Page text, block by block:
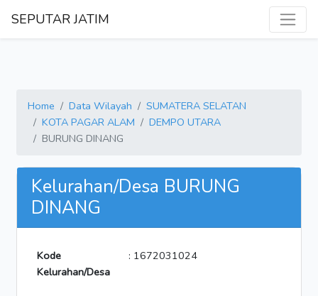
SEPUTAR JATIM
Home Data Wilayah
SUMATERA SELATAN
KOTA PAGAR ALAM
DEMPO UTARA
BURUNG DINANG
Kelurahan/Desa BURUNG
DINANG
Kode
Kelurahan/Desa
: 1672031024